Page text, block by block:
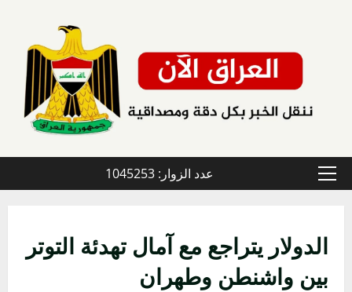
القائمة
عدد الزوار: 1045253
الدولار يتراجع مع آمال تهدئة التوتر
بين واشنطن وطهران